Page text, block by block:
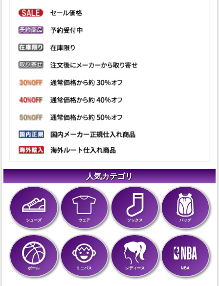
人気カテゴリ
シューズ ウェア ソックス バッグ
ボール ミニバス レディース NBA